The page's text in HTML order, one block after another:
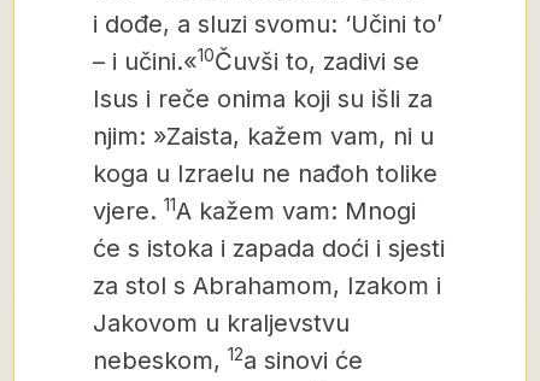
i dođe, a sluzi svomu: ‘Učini to’
– i učini.«10Čuvši to, zadivi se
Isus i reče onima koji su išli za
njim: »Zaista, kažem vam, ni u
koga u Izraelu ne nađoh tolike
vjere. 11A kažem vam: Mnogi
će s istoka i zapada doći i sjesti
za stol s Abrahamom, Izakom i
Jakovom u kraljevstvu
nebeskom, 12a sinovi će